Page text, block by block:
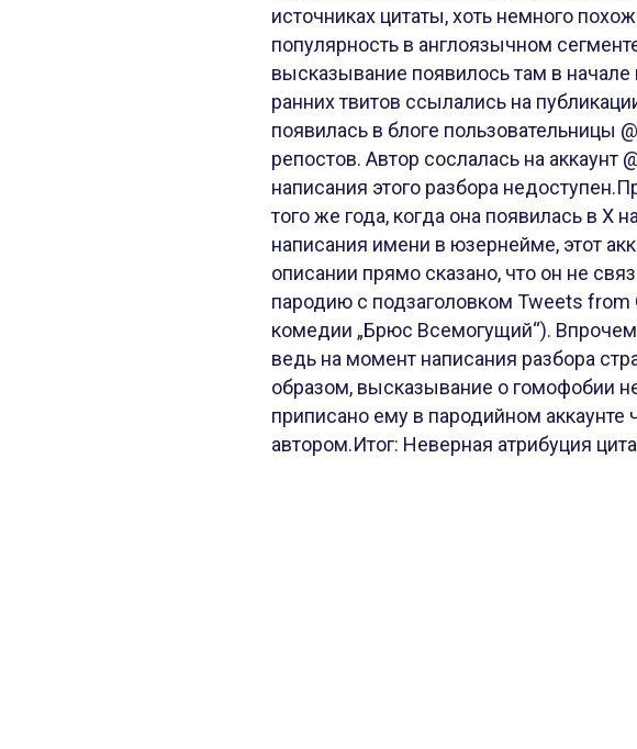
источниках цитаты, хоть немного
популярность в англоязычном
высказывание появилось там в
ранних твитов ссылались на
появилась в блоге пользовательницы
репостов. Автор сослалась на
написания этого разбора
того же года, когда она появилась в X
написания имени в юзернейме, этот
описании прямо сказано, что он не
пародию с подзаголовком Tweets from
комедии „Брюс Всемогущий“).
ведь на момент написания разбора
образом, высказывание о гомофобии
приписано ему в пародийном
автором.Итог: Неверная атрибуция